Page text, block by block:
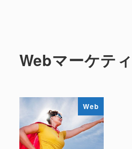
Webマーケテ
Web